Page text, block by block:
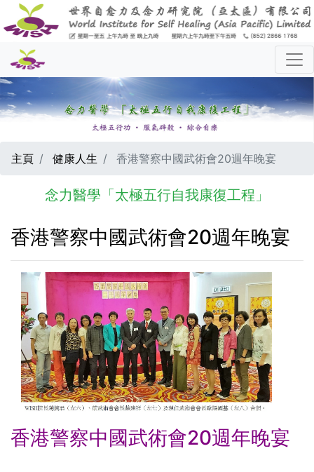
主頁 健康人生 香港警察中國武術會20週年晚宴
念力醫學「太極五行自我康復工程」
香港警察中國武術會20週年晚宴
香港警察中國武術會20週年晚宴